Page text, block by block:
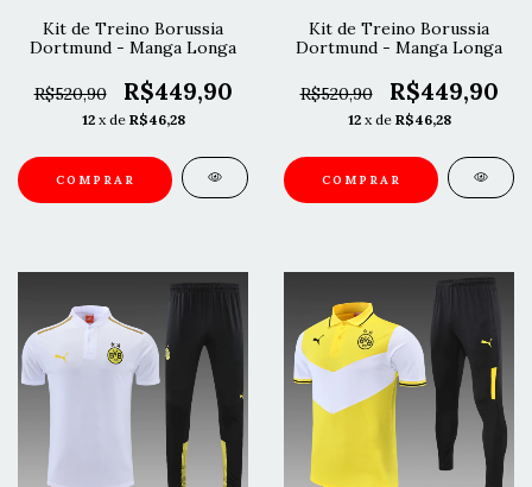
Kit de Treino Borussia
Dortmund - Manga Longa
R$520,90 R$449,90
12 x de R$46,28
COMPRAR
Kit de Treino Borussia
Dortmund - Manga Longa
R$520,90 R$449,90
12 x de R$46,28
COMPRAR